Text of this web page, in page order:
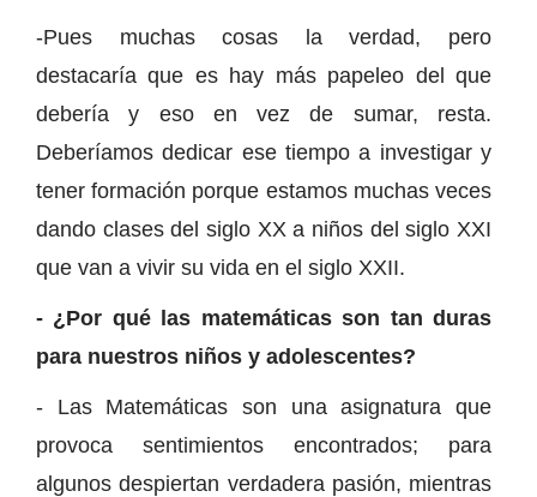
-Pues muchas cosas la verdad, pero
destacaría que es hay más papeleo del que
debería y eso en vez de sumar, resta.
Deberíamos dedicar ese tiempo a investigar y
tener formación porque estamos muchas veces
dando clases del siglo XX a niños del siglo XXI
que van a vivir su vida en el siglo XXII.
- ¿Por qué las matemáticas son tan duras
para nuestros niños y adolescentes?
- Las Matemáticas son una asignatura que
provoca sentimientos encontrados; para
algunos despiertan verdadera pasión, mientras